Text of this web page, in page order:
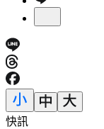
快訊